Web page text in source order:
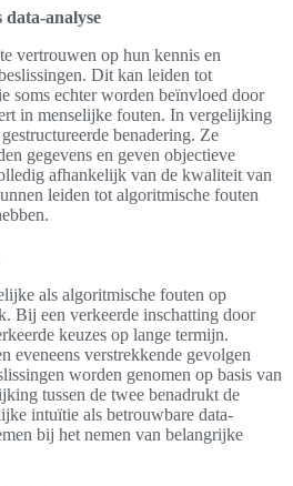
data-analyse
vertrouwen op hun kennis en
Dit kan leiden tot
soms echter worden beïnvloed door
in menselijke fouten. In vergelijking
benadering. Ze
gegevens en geven objectieve
afhankelijk van de kwaliteit van
leiden tot algoritmische fouten
als algoritmische fouten op
Bij een verkeerde inschatting door
keuzes op lange termijn.
eveneens verstrekkende gevolgen
worden genomen op basis van
tussen de twee benadrukt de
intuïtie als betrouwbare data-
bij het nemen van belangrijke